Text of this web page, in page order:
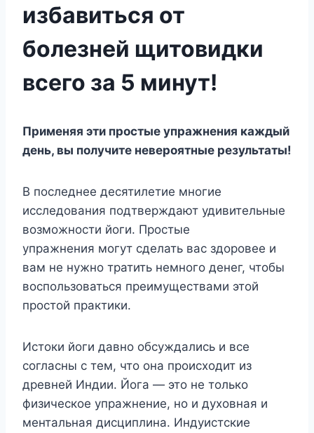
избавиться от
болезней щитовидки
всего за 5 минут!
Применяя эти простые упражнения каждый
день, вы получите невероятные результаты!
В последнее десятилетие многие
исследования подтверждают удивительные
возможности йоги. Простые
упражнения могут сделать вас здоровее и
вам не нужно тратить немного денег, чтобы
воспользоваться преимуществами этой
простой практики.
Истоки йоги давно обсуждались и все
согласны с тем, что она происходит из
древней Индии. Йога — это не только
физическое упражнение, но и духовная и
ментальная дисциплина. Индуистские